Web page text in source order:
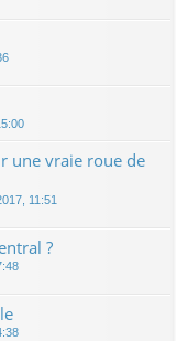
une vraie roue de
11:51
?